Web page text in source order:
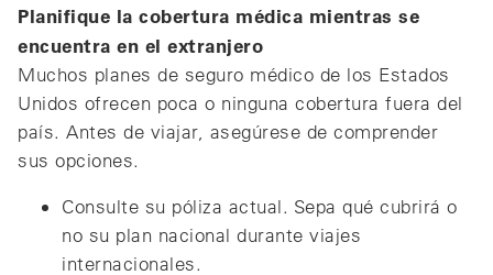
Planifique la cobertura médica mientras se
encuentra en el extranjero
Muchos planes de seguro médico de los Estados
Unidos ofrecen poca o ninguna cobertura fuera del
país. Antes de viajar, asegúrese de comprender
sus opciones.
Consulte su póliza actual. Sepa qué cubrirá o
no su plan nacional durante viajes
internacionales.